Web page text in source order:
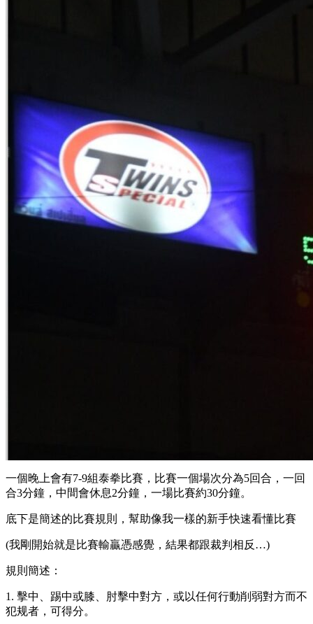
一個晚上會有7-9組泰拳比賽，比賽一個場次分為5回合，一回
合3分鐘，中間會休息2分鐘，一場比賽約30分鐘。
底下是簡述的比賽規則，幫助像我一樣的新手快速看懂比賽
(我剛開始就是比賽輸贏憑感覺，結果都跟裁判相反…)
規則簡述：
1. 擊中、踢中或膝、肘擊中對方，或以任何行動削弱對方而不
犯规者，可得分。